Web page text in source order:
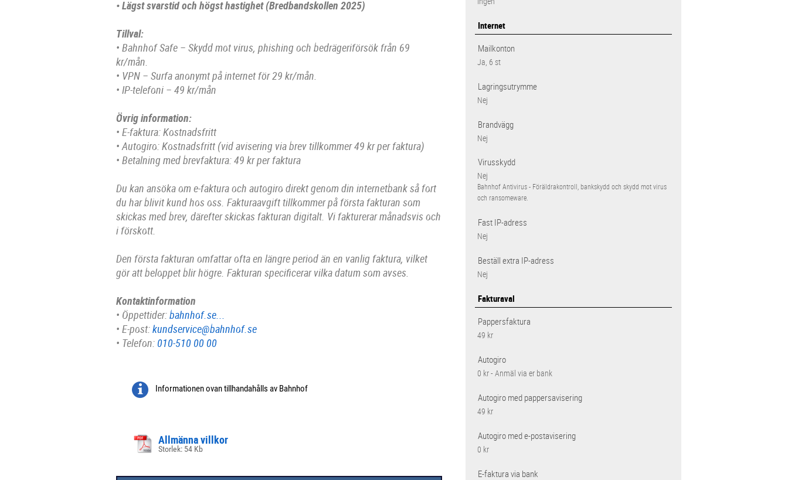
• Lägst svarstid och högst hastighet (Bredbandskollen 2025)
Tillval:
• Bahnhof Safe – Skydd mot virus, phishing och bedrägeriförsök från 69
kr/mån.
• VPN – Surfa anonymt på internet för 29 kr/mån.
• IP-telefoni – 49 kr/mån
Övrig information:
• E-faktura: Kostnadsfritt
• Autogiro: Kostnadsfritt (vid avisering via brev tillkommer 49 kr per faktura)
• Betalning med brevfaktura: 49 kr per faktura
Du kan ansöka om e-faktura och autogiro direkt genom din internetbank så fort
du har blivit kund hos oss. Fakturaavgift tillkommer på första fakturan som
skickas med brev, därefter skickas fakturan digitalt. Vi fakturerar månadsvis och
i förskott.
Den första fakturan omfattar ofta en längre period än en vanlig faktura, vilket
gör att beloppet blir högre. Fakturan specificerar vilka datum som avses.
Kontaktinformation
• Öppettider:bahnhof.se...
• E-post:kundservice@bahnhof.se
• Telefon: 010-510 00 00
Informationen ovan tillhandahålls av Bahnhof
Allmänna villkor
Storlek: 54 Kb
Internet
Mailkonton
Ja, 6 st
Lagringsutrymme
Nej
Brandvägg
Nej
Virusskydd
Nej
Bahnhof Antivirus - Föräldrakontroll, bankskydd och skydd mot virus
och ransomeware.
Fast IP-adress
Nej
Beställ extra IP-adress
Nej
Fakturaval
Pappersfaktura
49 kr
Autogiro
0 kr - Anmäl via er bank
Autogiro med pappersavisering
49 kr
Autogiro med e-postavisering
0 kr
E-faktura via bank